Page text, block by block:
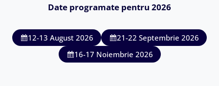
Date programate pentru 2026
12-13 August 2026
21-22 Septembrie 2026
16-17 Noiembrie 2026